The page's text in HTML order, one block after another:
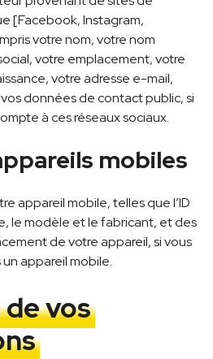
[Facebook, Instagram,
votre nom, votre nom
votre emplacement, votre
votre adresse e-mail,
données de contact public, si
à ces réseaux sociaux.
mobiles
appareil mobile, telles que l’ID
le modèle et le fabricant, et des
de votre appareil, si vous
appareil mobile.
vos